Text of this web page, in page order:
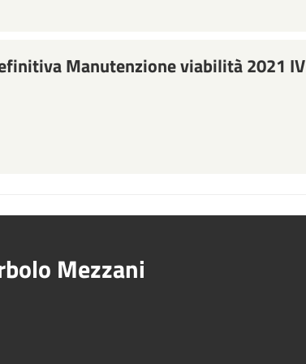
Manutenzione viabilità 2021 IV
Mezzani